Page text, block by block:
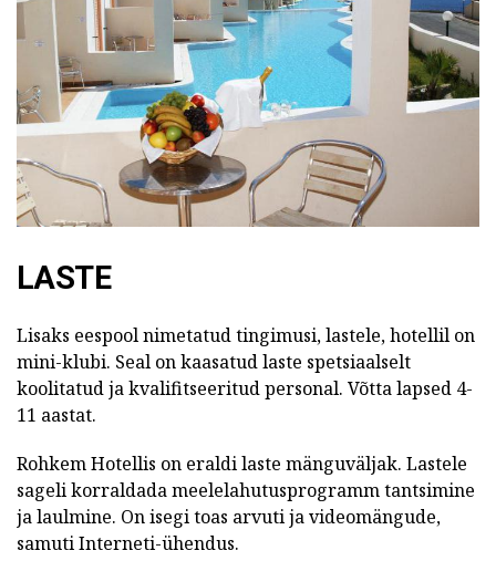
LASTE
Lisaks eespool nimetatud tingimusi, lastele, hotellil on
mini-klubi. Seal on kaasatud laste spetsiaalselt
koolitatud ja kvalifitseeritud personal. Võtta lapsed 4-
11 aastat.
Rohkem Hotellis on eraldi laste mänguväljak. Lastele
sageli korraldada meelelahutusprogramm tantsimine
ja laulmine. On isegi toas arvuti ja videomängude,
samuti Interneti-ühendus.